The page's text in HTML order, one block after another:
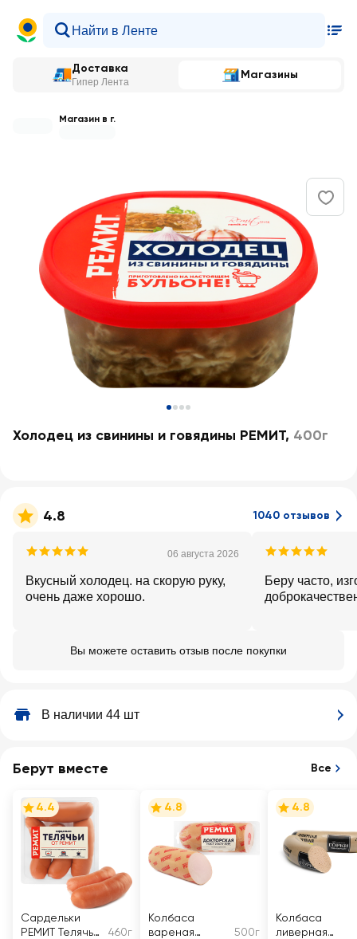
Доставка
Гипер Лента
Магазины
Магазин в г.
Холодец из свинины и говядины РЕМИТ, 400г
4.8 1040 отзывов
06 августа 2026
Вкусный холодец. на скорую руку,
очень даже хорошо.
Беру часто,
Вы можете оставить отзыв после покупки
В наличии 44 шт
Берут вместе Все
4.4
Сардельки
РЕМИТ Телячьи
460г
4.8
Колбаса
вареная
500г
4.8
Колбаса
ливерная